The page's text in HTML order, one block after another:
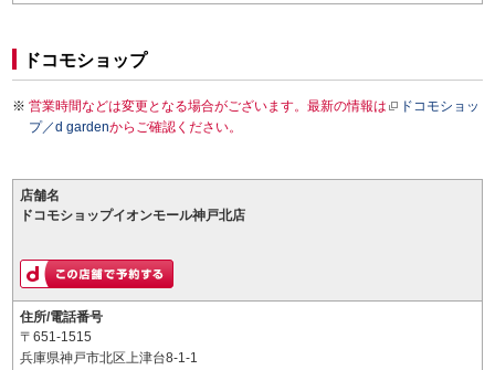
ドコモショップ
営業時間などは変更となる場合がございます。最新の情報は
ドコモショッ
プ／d gardenからご確認ください。
店舗名
ドコモショップイオンモール神戸北店
住所/電話番号
〒651-1515
兵庫県神戸市北区上津台8-1-1